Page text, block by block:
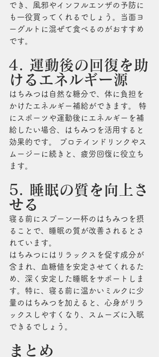
でき、風邪やインフルエンザの予防に
も一役買ってくれるでしょう。当面ヨ
ーグルトに混ぜて食べるのがおすすめ
です。
4. 運動後の回復を助
けるエネルギー源
はちみつは自然な糖分で、体に負担を
かけたエネルギー補給ができます。 特
にスポーツや運動後にエネルギーを補
給したい場合、はちみつを活用すると
効果的です。 プロテインドリンクやス
ムージーに続きと、疲労回復に役立ち
ます。
5. 睡眠の質を向上さ
せる
寝る前にスプーン一杯のはちみつを摂
ることで、睡眠の質が改善されるとさ
れています。
はちみつにはリラックスを促す成分が
含まれ、血糖値を安定させてくれるた
め、深く安定した睡眠をサポートしま
す。特に、寝る前に温かいミルクに少
量のはちみつを加えると、心身がリラ
ックスしやすくなり、スムーズに入眠
できるでしょう。
まとめ